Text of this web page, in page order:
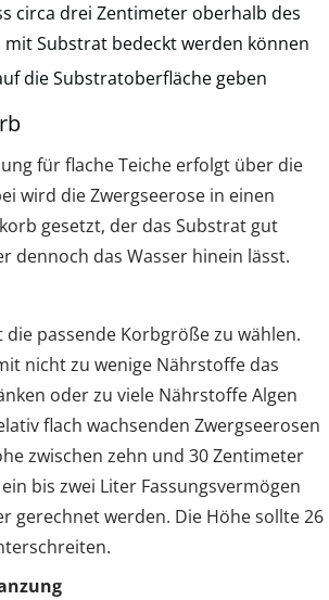
circa drei Zentimeter oberhalb des
Substrat bedeckt werden können
die Substratoberfläche geben
für flache Teiche erfolgt über die
wird die Zwergseerose in einen
gesetzt, der das Substrat gut
dennoch das Wasser hinein lässt.
passende Korbgröße zu wählen.
nicht zu wenige Nährstoffe das
oder zu viele Nährstoffe Algen
flach wachsenden Zwergseerosen
zwischen zehn und 30 Zentimeter
bis zwei Liter Fassungsvermögen
gerechnet werden. Die Höhe sollte 26